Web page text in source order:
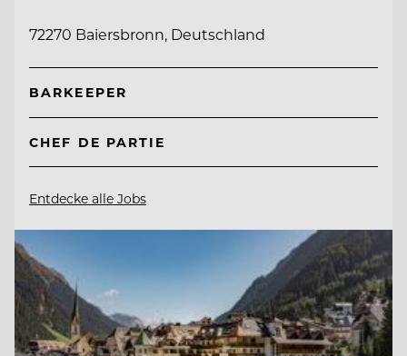
72270 Baiersbronn, Deutschland
BARKEEPER
CHEF DE PARTIE
Entdecke alle Jobs